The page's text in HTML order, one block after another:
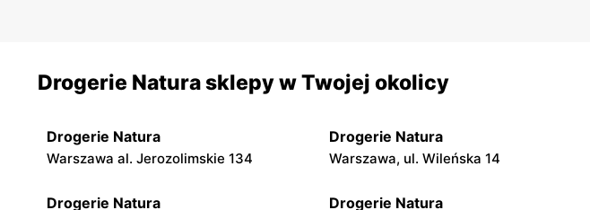
Drogerie Natura sklepy w Twojej okolicy
Drogerie Natura
Warszawa al. Jerozolimskie 134
Drogerie Natura
Warszawa, ul. Wileńska 14
Drogerie Natura Drogerie Natura